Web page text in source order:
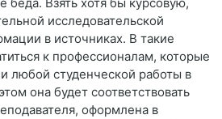
исследовательской
в источниках. В такие
к профессионалам, которые
любой студенческой работы в
она будет соответствовать
оформлена в